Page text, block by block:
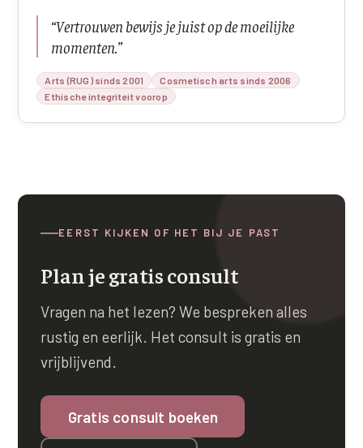
“Vertrouwen bewijs je juist op de moeilijke
momenten. ”
Arts (RUG) sinds 2001
Cosmetisch arts sinds 2006
Ethische integriteit voorop
EERST KIJKEN OF HET BIJ JE PAST
Plan je gratis consult
Vragen na het lezen? We bespreken alles
rustig en eerlijk. Het consult is gratis en
vrijblijvend.
Gratis consult boeken